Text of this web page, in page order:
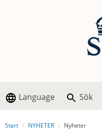
Language Sök
Start NYHETER Nyheter